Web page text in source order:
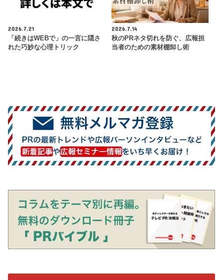
2026.7.21
「続きはWEBで」の一言に隠さ
れた巧妙な心理トリック
2026.7.14
秋のPRネタ切れを防ぐ、広報担
当者のための素材棚卸し術